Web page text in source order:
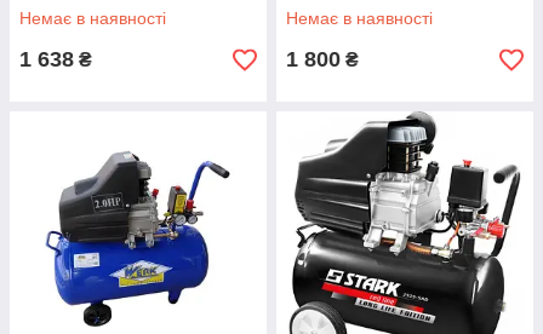
Немає в наявності
1 638 ₴
Немає в наявності
1 800 ₴